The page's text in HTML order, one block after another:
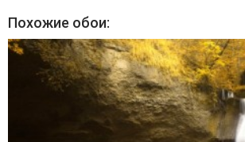
Похожие обои: